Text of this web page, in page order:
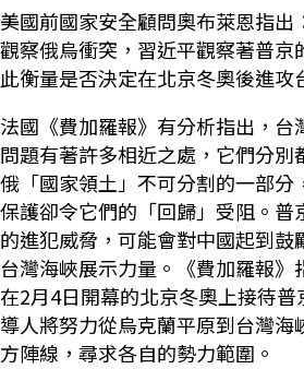
美國前國家安全顧問奧布萊恩指出
觀察俄烏衝突，習近平觀察著普京
此衡量是否決定在北京冬奧後進攻
法國《費加羅報》有分析指出，台
問題有著許多相近之處，它們分別
俄「國家領土」不可分割的一部分
保護卻令它們的「回歸」受阻。普
的進犯威脅，可能會對中國起到鼓
台灣海峽展示力量。《費加羅報》
在2月4日開幕的北京冬奧上接待普
導人將努力從烏克蘭平原到台灣海
方陣線，尋求各自的勢力範圍。